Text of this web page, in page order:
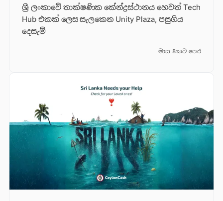
ශ්‍රී ලංකාවේ තාක්ෂණික කේන්ද්‍රස්ථානය හෙවත් Tech
Hub එකක් ලෙස සැලකෙන Unity Plaza, පසුගිය
දෙසැම්
මාස 8කට පෙර